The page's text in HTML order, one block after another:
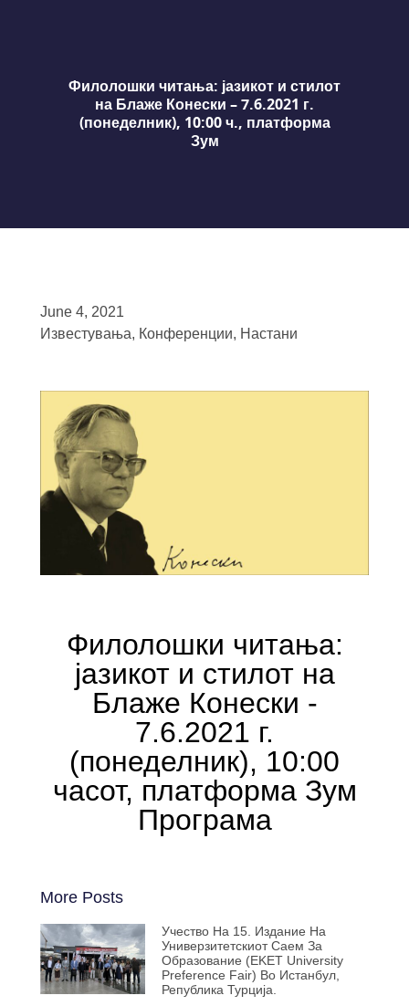
Филолошки читања: јазикот и стилот
на Блаже Конески – 7.6.2021 г.
(понеделник), 10:00 ч., платформа
Зум
June 4, 2021
Известувања, Конференции, Настани
Филолошки читања:
јазикот и стилот на
Блаже Конески -
7.6.2021 г.
(понеделник), 10:00
часот, платформа Зум
Програма
More Posts
Учество На 15. Издание На
Универзитетскиот Саем За
Образование (EKET University
Preference Fair) Во Истанбул,
Република Турција.